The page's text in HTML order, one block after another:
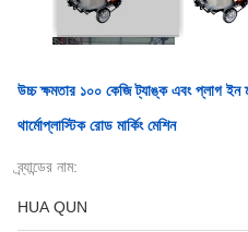
উচ্চ ক্ষমতার ১০০ কেজি ট্যাঙ্ক এবং প্লাগ ইন
থার্মোপ্লাস্টিক রোড মার্কিং মেশিন
ব্র্যান্ডের নাম:
HUA QUN